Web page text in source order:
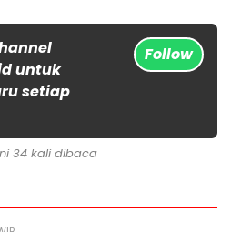
untuk
setiap
Follow
34 kali dibaca